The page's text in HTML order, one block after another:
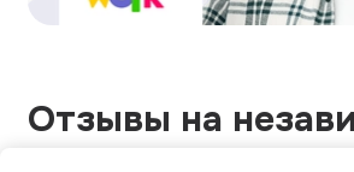
Отзывы на